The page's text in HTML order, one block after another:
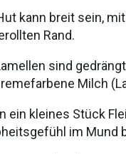
kann breit sein,
Rand.
sind
Milch
ein kleines Stück
im Mund